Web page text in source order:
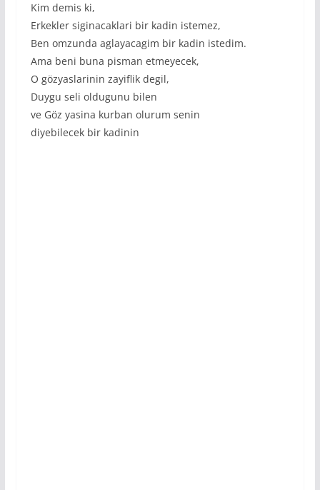
Kim demis ki,
Erkekler siginacaklari bir kadin istemez,
Ben omzunda aglayacagim bir kadin istedim.
Ama beni buna pisman etmeyecek,
O gözyaslarinin zayiflik degil,
Duygu seli oldugunu bilen
ve Göz yasina kurban olurum senin
diyebilecek bir kadinin